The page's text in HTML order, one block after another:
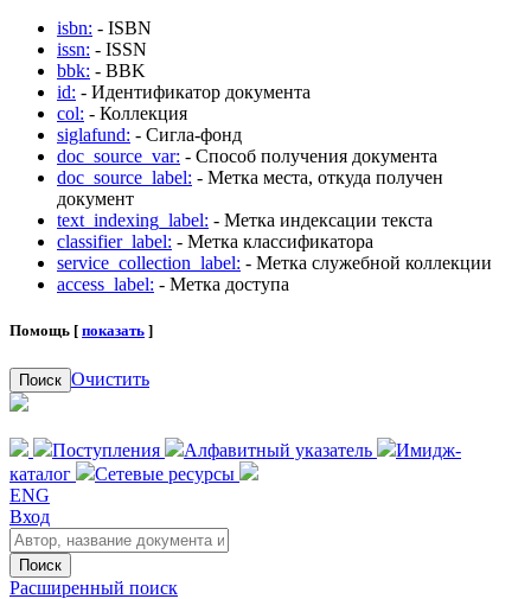
isbn: - ISBN
issn: - ISSN
bbk: - BBK
id: - Идентификатор документа
col: - Коллекция
siglafund: - Сигла-фонд
doc_source_var: - Способ получения документа
doc_source_label: - Метка места, откуда получен
документ
text_indexing_label: - Метка индексации текста
classifier_label: - Метка классификатора
service_collection_label: - Метка служебной коллекции
access_label: - Метка доступа
Помощь [ показать ]
Поиск Очистить
Поступления Алфавитный указатель
Имидж-
каталог
Сетевые ресурсы
ENG
Вход
Поиск
Расширенный поиск